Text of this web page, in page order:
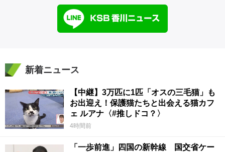
新着ニュース
【中継】3万匹に1匹「オスの三毛猫」も
お出迎え！保護猫たちと出会える猫カフ
ェ ルアナ〈#推しドコ？〉
4時間前
「一歩前進」四国の新幹線 国交省ケー